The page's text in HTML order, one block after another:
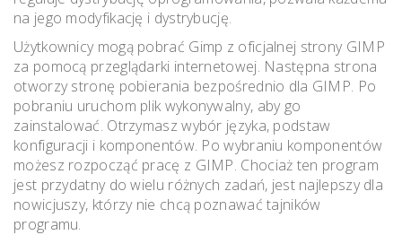
na jego modyfikację i dystrybucję.
Użytkownicy mogą pobrać Gimp z oficjalnej strony GIMP
za pomocą przeglądarki internetowej. Następna strona
otworzy stronę pobierania bezpośrednio dla GIMP. Po
pobraniu uruchom plik wykonywalny, aby go
zainstalować. Otrzymasz wybór języka, podstaw
konfiguracji i komponentów. Po wybraniu komponentów
możesz rozpocząć pracę z GIMP. Chociaż ten program
jest przydatny do wielu różnych zadań, jest najlepszy dla
nowicjuszy, którzy nie chcą poznawać tajników
programu.